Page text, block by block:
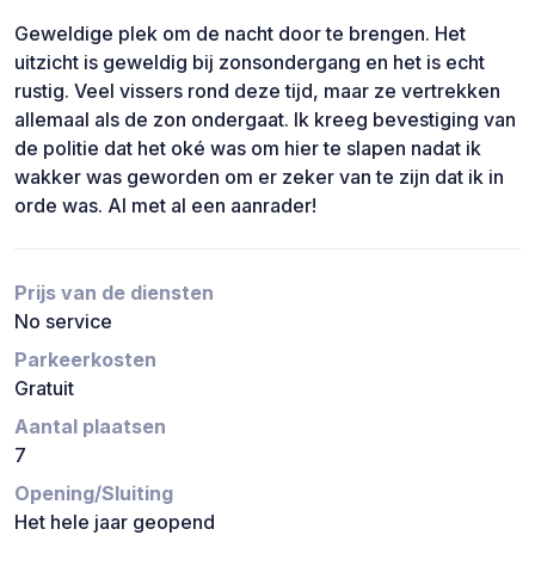
Geweldige plek om de nacht door te brengen. Het
uitzicht is geweldig bij zonsondergang en het is echt
rustig. Veel vissers rond deze tijd, maar ze vertrekken
allemaal als de zon ondergaat. Ik kreeg bevestiging van
de politie dat het oké was om hier te slapen nadat ik
wakker was geworden om er zeker van te zijn dat ik in
orde was. Al met al een aanrader!
Prijs van de diensten
No service
Parkeerkosten
Gratuit
Aantal plaatsen
7
Opening/Sluiting
Het hele jaar geopend